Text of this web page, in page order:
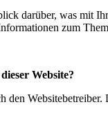
darüber, was mit
zum
Website?